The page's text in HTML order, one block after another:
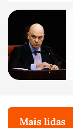
Mais lidas